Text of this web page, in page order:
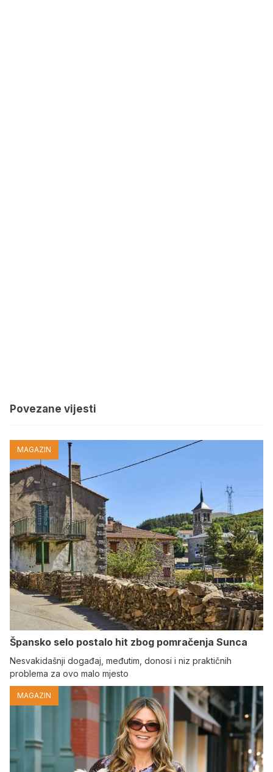
Povezane vijesti
MAGAZIN
Špansko selo postalo hit zbog pomračenja Sunca
Nesvakidašnji događaj, međutim, donosi i niz praktičnih
problema za ovo malo mjesto
MAGAZIN